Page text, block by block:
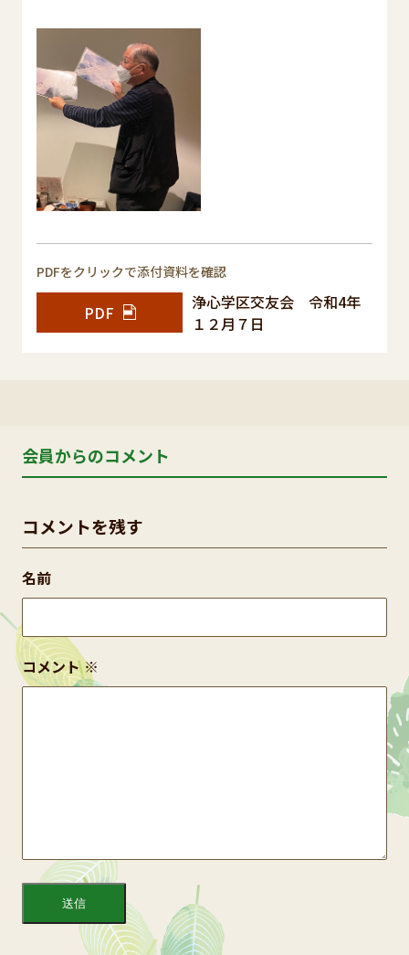
PDFをクリックで添付資料を確認
PDF
浄心学区交友会 令和4年
１２月７日
会員からのコメント
コメントを残す
コメント※
名前